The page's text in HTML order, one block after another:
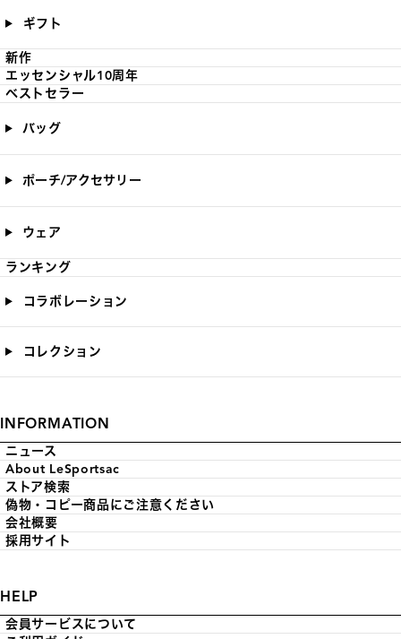
ギフト
新作
エッセンシャル10周年
ベストセラー
バッグ
ポーチ/アクセサリー
ウェア
ランキング
コラボレーション
コレクション
INFORMATION
ニュース
About LeSportsac
ストア検索
偽物・コピー商品にご注意ください
会社概要
採用サイト
HELP
会員サービスについて